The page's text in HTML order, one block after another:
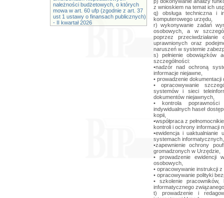
należności budżetowych, o których
mowa w art. 60 ufp (zgodnie z art. 37
ust 1 ustawy o finansach publicznych)
- II kwartał 2026
z wnioskiem na temat ich
q) obsługa techniczna i
komputerowego urzędu,
r) wykonywanie zadań
osobowych, a w
poprzez
uprawnionych oraz
naruszeń w systemie
s) pełnienie obowiązków
szczególności:
•nadzór nad ochroną
informacje niejawne,
• prowadzenie
• opracowywanie
systemów i sieci
dokumentów niejawnych,
• kontrola poprawności
indywidualnych haseł
kopii,
•współpraca z
kontroli i ochrony informacji
•ewidencja i uaktualnianie
systemach informatycznych,
•zapewnienie ochrony
gromadzonych w Urzędzie,
• prowadzenie ewidencji
osobowych,
• opracowywanie instrukcji
• opracowywanie polityki
• szkolenie
informatycznego
t) prowadzenie i